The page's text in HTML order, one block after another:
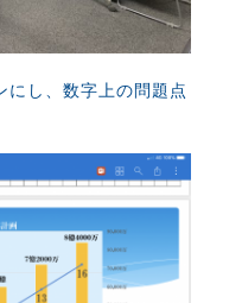
にし、数字上の問題点